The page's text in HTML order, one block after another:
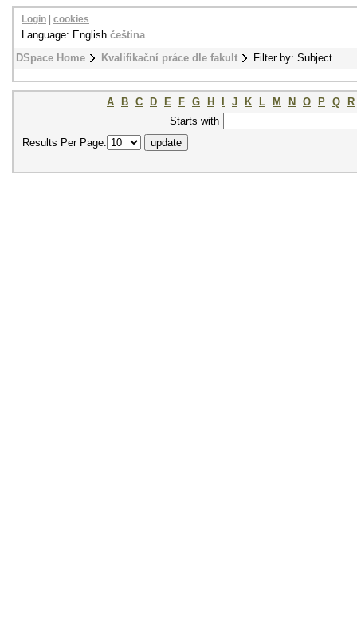
DSpace Home Kvalifikační práce dle fakult Filter by: Subject
Login cookies
Language: English čeština
A B C D E F G H J K L M N O P Q
R
Starts with
Results Per Page: